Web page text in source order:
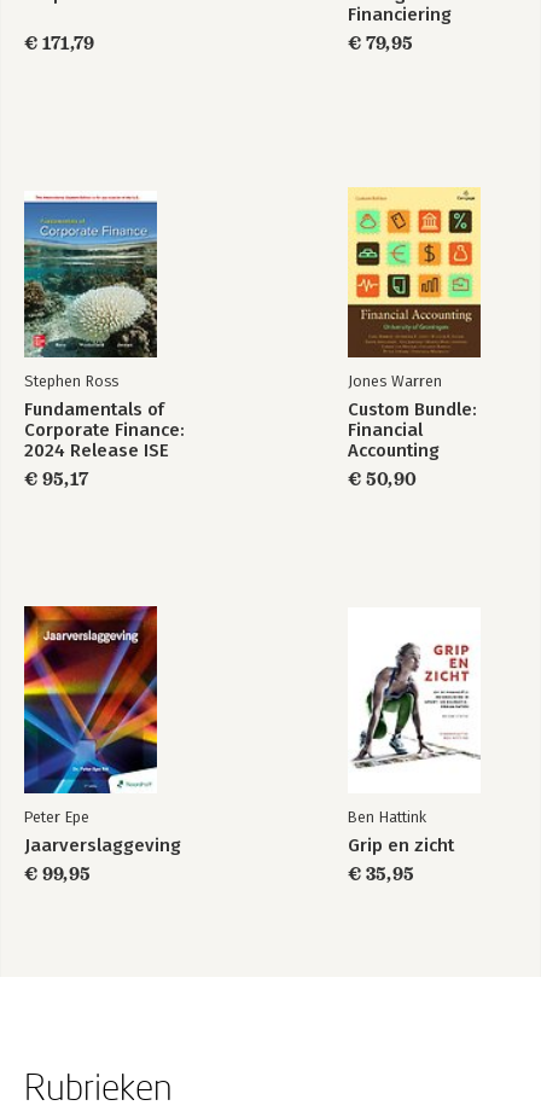
€ 171,79
Financiering
€ 79,95
Stephen Ross
Fundamentals of
Corporate Finance:
2024 Release ISE
€ 95,17
Jones Warren
Custom Bundle:
Financial
Accounting
€ 50,90
Peter Epe
Jaarverslaggeving
€ 99,95
Ben Hattink
Grip en zicht
€ 35,95
Rubrieken